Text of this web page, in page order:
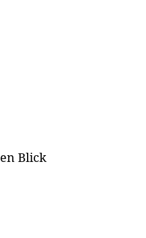
Blick